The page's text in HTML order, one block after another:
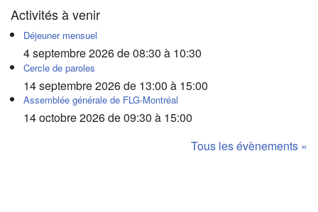
Activités à venir
Déjeuner mensuel
4 septembre 2026 de 08:30 à 10:30
Cercle de paroles
14 septembre 2026 de 13:00 à 15:00
Assemblée générale de FLG-Montréal
14 octobre 2026 de 09:30 à 15:00
Tous les évènements »